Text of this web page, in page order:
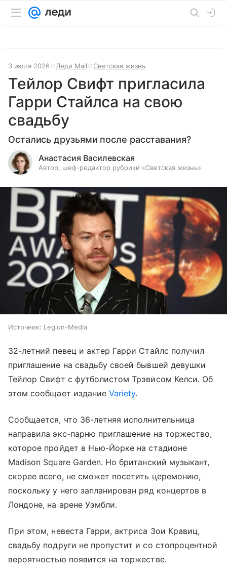
3 июля 2026 Леди Mail Светская жизнь
Тейлор Свифт пригласила
Гарри Стайлса на свою
свадьбу
Остались друзьями после расставания?
Анастасия Василевская
Автор, шеф-редактор рубрики «Светская жизнь»
Источник: Legion-Media
32-летний певец и актер Гарри Стайлс получил
приглашение на свадьбу своей бывшей девушки
Тейлор Свифт с футболистом Трэвисом Келси. Об
этом сообщает изданиеVariety.
Сообщается, что 36-летняя исполнительница
направила экс-парню приглашение на торжество,
которое пройдет в Нью-Йорке на стадионе
Madison Square Garden. Но британский музыкант,
скорее всего, не сможет посетить церемонию,
поскольку у него запланирован ряд концертов в
Лондоне, на арене Уэмбли.
При этом, невеста Гарри, актриса Зои Кравиц,
свадьбу подруги не пропустит и со стопроцентной
вероятностью появится на торжестве.